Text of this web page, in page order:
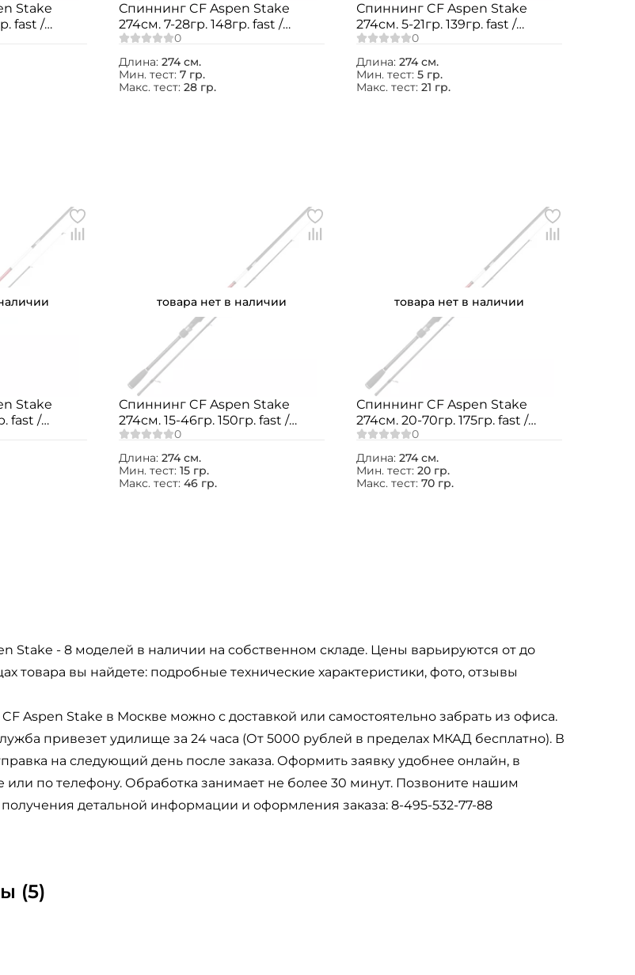
Stake
fast /
Спиннинг CF Aspen Stake
274см. 7-28гр. 148гр. fast /
ASSR902MT
Длина: 274 см.
Мин. тест: 7 гр.
Макс. тест: 28 гр.
Спиннинг CF Aspen Stake
274см. 5-21гр. 139гр. fast /
ASSR902MLT
Длина: 274 см.
Мин. тест: 5 гр.
Макс. тест: 21 гр.
Stake
fast /
товара нет в наличии
Спиннинг CF Aspen Stake
274см. 15-46гр. 150гр. fast /
ASSR902HT
Длина: 274 см.
Мин. тест: 15 гр.
Макс. тест: 46 гр.
товара нет в наличии
Спиннинг CF Aspen Stake
274см. 20-70гр. 175гр. fast /
ASSR902HHT
Длина: 274 см.
Мин. тест: 20 гр.
Макс. тест: 70 гр.
Stake - 8 моделей в наличии на собственном складе. Цены варьируются от до
товара вы найдете: подробные технические характеристики, фото, отзывы
Aspen Stake в Москве можно с доставкой или самостоятельно забрать из офиса.
привезет удилище за 24 часа (От 5000 рублей в пределах МКАД бесплатно). В
на следующий день после заказа. Оформить заявку удобнее онлайн, в
или по телефону. Обработка занимает не более 30 минут. Позвоните нашим
получения детальной информации и оформления заказа: 8-495-532-77-88
(5)
пароль: *
данную форму вы соглашаетесь на
персональных данных